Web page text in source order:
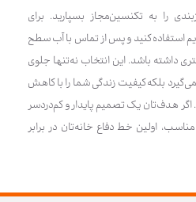
را به تکنسین‌مجاز بسپارید. برای
استفاده کنید و پس از تماس با آب سطح
داشته باشد. این انتخاب نه‌تنها جلوی
بلکه کیفیت زندگی شما را با کاهش
اگر هدف‌تان یک تصمیم پایدار و کم‌دردسر
اولین خط دفاع خانه‌تان در برابر